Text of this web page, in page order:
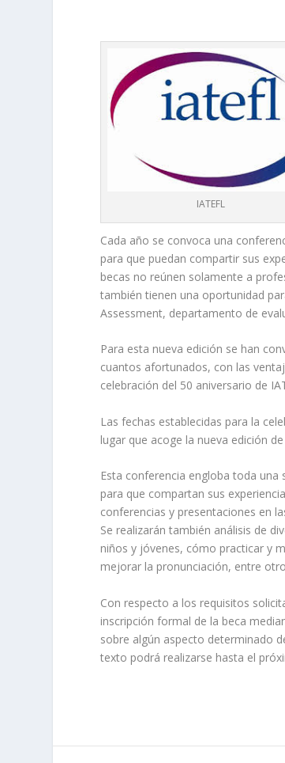
IATEFL
Cada año se convoca una
para que puedan compartir sus
becas no reúnen solamente a
también tienen una oportunidad
Assessment, departamento de
Para esta nueva edición se han
cuantos afortunados, con las
celebración del 50 aniversario de
Las fechas establecidas para la
lugar que acoge la nueva edición
Esta conferencia engloba toda
para que compartan sus
conferencias y presentaciones en
Se realizarán también análisis de
niños y jóvenes, cómo practicar y
mejorar la pronunciación, entre
Con respecto a los requisitos
inscripción formal de la beca
sobre algún aspecto determinado
texto podrá realizarse hasta el